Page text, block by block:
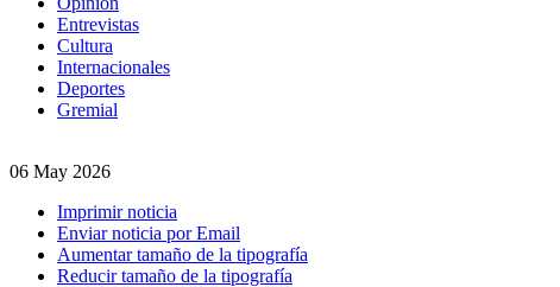
Entrevistas
Cultura
Internacionales
Deportes
Gremial
06 May 2026
Imprimir noticia
Enviar noticia por Email
Aumentar tamaño de la tipografía
Reducir tamaño de la tipografía